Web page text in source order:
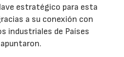
estratégico para esta
a su conexión con
industriales de Países
apuntaron.